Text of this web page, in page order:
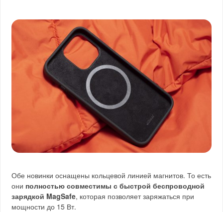
Обе новинки оснащены кольцевой линией магнитов. То есть
они полностью совместимы с быстрой беспроводной
зарядкой MagSafe, которая позволяет заряжаться при
мощности до 15 Вт.